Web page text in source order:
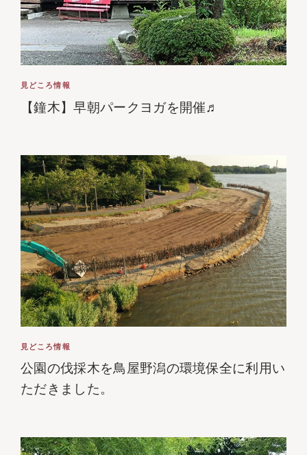
見どころ情報
【鐘木】早朝パークヨガを開催♬
見どころ情報
公園の伐採木を鳥屋野潟の環境保全に利用い
ただきました。